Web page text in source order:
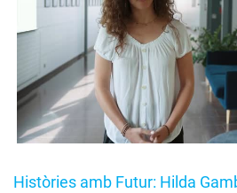
Històries amb Futur: Hilda